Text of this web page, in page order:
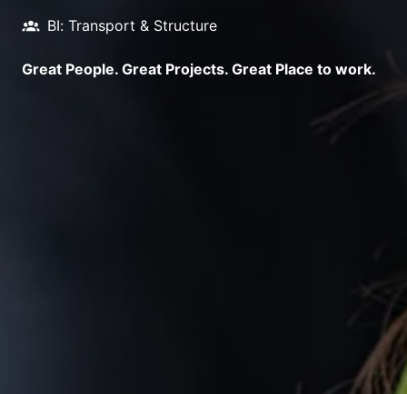
BI: Transport & Structure
Great People. Great Projects. Great Place to work.